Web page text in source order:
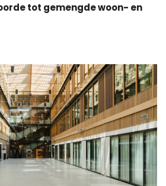
tot gemengde woon- en